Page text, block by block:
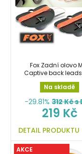
Fox Zadní olovo
Captive back
zpětná zátěž
Na skladě
-29.81% 312Kč s
219 Kč
DETAIL PRODUKTU
AKCE